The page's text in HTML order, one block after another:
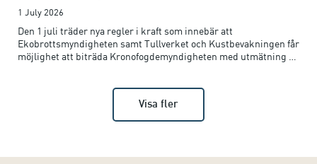
1 July 2026
Den 1 juli träder nya regler i kraft som innebär att
Ekobrottsmyndigheten samt Tullverket och Kustbevakningen får
möjlighet att biträda Kronofogdemyndigheten med utmätning på
Visa fler